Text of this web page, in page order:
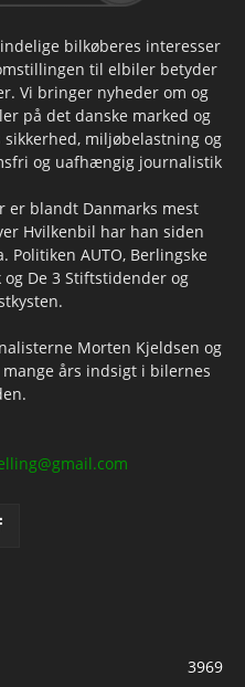
bilkøberes interesser
til elbiler betyder
Vi bringer nyheder om og
på det danske marked og
miljøbelastning og
og uafhængig journalistik
er blandt Danmarks mest
Hvilkenbil har han siden
Politiken AUTO, Berlingske
De 3 Stiftstidender og
Morten Kjeldsen og
års indsigt i bilernes
3969